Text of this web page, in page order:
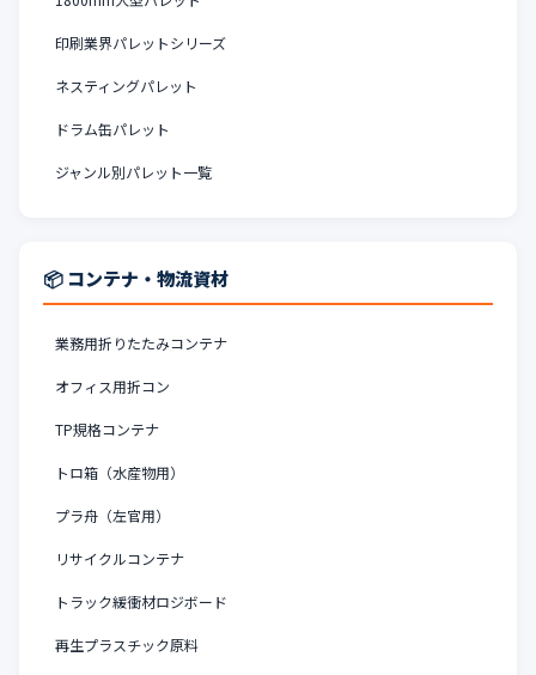
印刷業界パレットシリーズ
ネスティングパレット
ドラム缶パレット
ジャンル別パレット一覧
📦 コンテナ・物流資材
業務用折りたたみコンテナ
オフィス用折コン
TP規格コンテナ
トロ箱（水産物用）
プラ舟（左官用）
リサイクルコンテナ
トラック緩衝材ロジボード
再生プラスチック原料